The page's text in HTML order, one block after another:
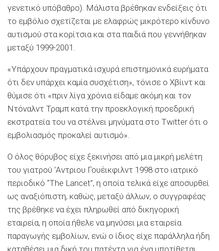
γενετικό υπόβαθρο). Μάλιστα βρέθηκαν ενδείξεις ότι
το εμβόλιο σχετίζεται με ελαφρώς μικρότερο κίνδυνο
αυτισμού στα κορίτσια και στα παιδιά που γεννήθηκαν
μεταξύ 1999-2001.
«Υπάρχουν πραγματικά ισχυρά επιστημονικά ευρήματα
ότι δεν υπάρχει καμία συσχέτιση», τόνισε ο Χβίιντ και
θύμισε ότι «πριν λίγα χρόνια είδαμε ακόμη και τον
Ντόναλντ Τραμπ κατά την προεκλογική προεδρική
εκστρατεία του να στέλνει μηνύματα στο Twitter ότι ο
εμβολιασμός προκαλεί αυτισμό».
Ο όλος θόρυβος είχε ξεκινήσει από μια μικρή μελέτη
του γιατρού ‘Αντριου Γουέικφιλντ 1998 στο ιατρικό
περιοδικό “The Lancet”, η οποία τελικά είχε αποσυρθεί
ως αναξιόπιστη, καθώς, μεταξύ άλλων, ο συγγραφέας
της βρέθηκε να έχει πληρωθεί από δικηγορική
εταιρεία, η οποία ήθελε να μηνύσει μια εταιρεία
παραγωγής εμβολίων, ενώ ο ίδιος είχε παράλληλα ήδη
καταθέσει μια δική του πατέντα για ένα υποτίθεται